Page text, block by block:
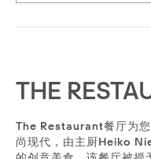
THE
The Restaurant餐厅为
尚现代，由主厨Heiko